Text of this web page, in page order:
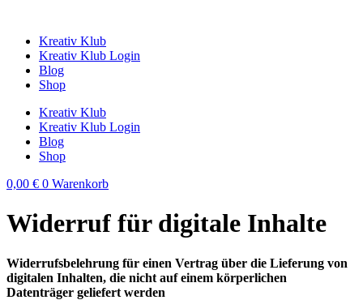
springenKreativ Klub
Kreativ Klub Login
Blog
Shop
Kreativ Klub
Kreativ Klub Login
Blog
Shop
0,00 € 0 Warenkorb
Widerruf für digitale Inhalte
Widerrufsbelehrung für einen Vertrag über die Lieferung von
digitalen Inhalten, die nicht auf einem körperlichen
Datenträger geliefert werden